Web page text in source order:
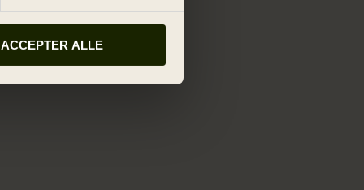
ACCEPTER ALLE